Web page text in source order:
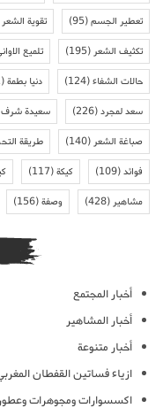
تعطير الجسم(95) تقوية الشعر
تكثيف الشعر(195) تلميع
حالات الشفاء(124) دنيا بطمة(761)
سعد لمجرد(226) سعيدة شرف
صباغة الشعر(140) طريقة
فوائد(109) كيكة(117)
مشاهير(428) وصفة(156)
أخبار المجتمع
أخبار المشاهير
أخبار متنوعة
ازياء فساتين القفطان
اكسسوارات ومجوهرات